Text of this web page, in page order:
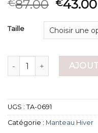
€87.00 €43.00
Taille
quantité de manteau
UGS : TA-0691
Catégorie : Manteau Hiver